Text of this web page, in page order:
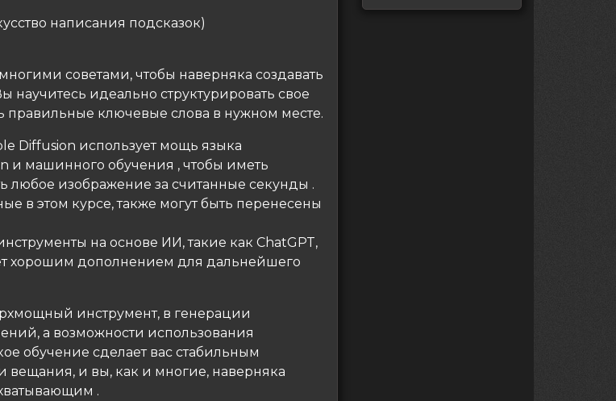
написания подсказок)
советами, чтобы наверняка создавать
идеально структурировать свое
правильные ключевые слова в нужном месте.
Diffusion использует мощь языка
и машинного обучения , чтобы иметь
любое изображение за считанные секунды .
в этом курсе, также могут быть перенесены
на основе ИИ, такие как ChatGPT,
хорошим дополнением для дальнейшего
инструмент, в генерации
а возможности использования
обучение сделает вас стабильным
вещания, и вы, как и многие, наверняка
.